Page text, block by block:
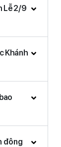
Lễ 2/9
Khánh
đông